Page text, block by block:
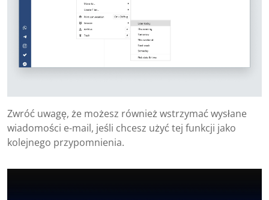
Zwróć uwagę, że możesz również wstrzymać wysłane
wiadomości e-mail, jeśli chcesz użyć tej funkcji jako
kolejnego przypomnienia.